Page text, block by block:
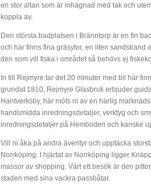
en stor altan som är inhägnad med tak och
koppla av.
Den största badplatsen i Bränntorp är en fin
och här finns fina gräsytor, en liten sandstrand
den som vill fiska i området så behövs ej
In till Rejmyre tar det 20 minuter med bil här
grundat 1810, Rejmyre Glasbruk erbjuder
Hantverksby, här möts ni av en härlig
handsmidda inredningsdetaljer, verktyg och
inredningsdetaljer på Hemboden och kanske
Vill ni åka på andra äventyr och upptäcka
Norrköping. I hjärtat av Norrköping ligger
massor av shopping. Värt ett besök är den
staden med sina vackra passbåtar.